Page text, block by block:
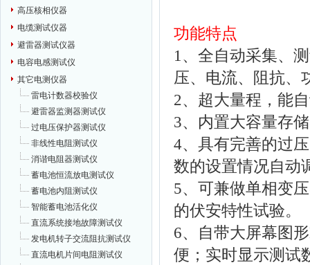
高压核相仪器
电缆测试仪器
避雷器测试仪器
电容电感测试仪
其它电测仪器
雷电计数器校验仪
避雷器监测器测试仪
过电压保护器测试仪
非线性电阻测试仪
消谐电阻器测试仪
蓄电池恒流放电测试仪
蓄电池内阻测试仪
智能蓄电池活化仪
直流系统接地故障测试仪
发电机转子交流阻抗测试仪
直流电机片间电阻测试仪
功能特点
1、全自动采集、
压、电流、阻抗、
2、超大量程，能
3、内置大容量存
4、具有完善的过
数的设置情况自动
5、可兼做单相变
的伏安特性试验。
6、自带大屏幕图
便；实时显示测试